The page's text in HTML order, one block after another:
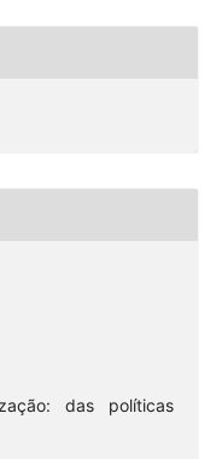
das políticas